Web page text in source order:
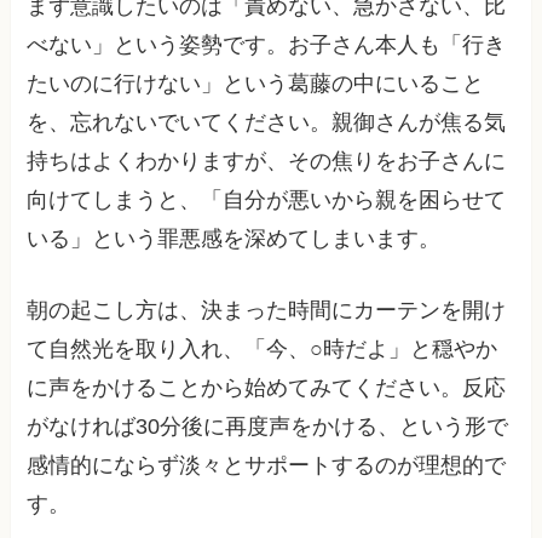
まず意識したいのは「責めない、急かさない、比
べない」という姿勢です。お子さん本人も「行き
たいのに行けない」という葛藤の中にいること
を、忘れないでいてください。親御さんが焦る気
持ちはよくわかりますが、その焦りをお子さんに
向けてしまうと、「自分が悪いから親を困らせて
いる」という罪悪感を深めてしまいます。
朝の起こし方は、決まった時間にカーテンを開け
て自然光を取り入れ、「今、○時だよ」と穏やか
に声をかけることから始めてみてください。反応
がなければ30分後に再度声をかける、という形で
感情的にならず淡々とサポートするのが理想的で
す。